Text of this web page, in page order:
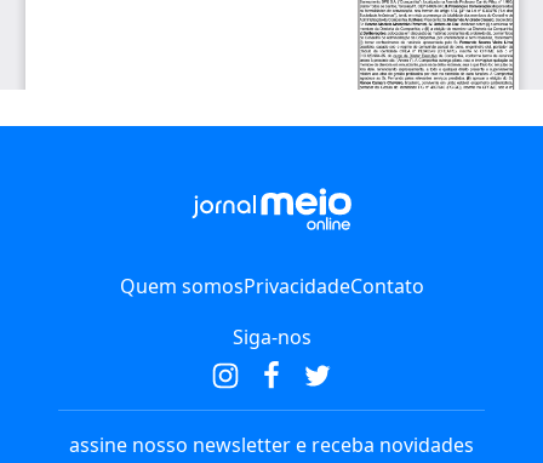
Quem somosPrivacidadeContato
Siga-nos
assine nosso newsletter e receba novidades